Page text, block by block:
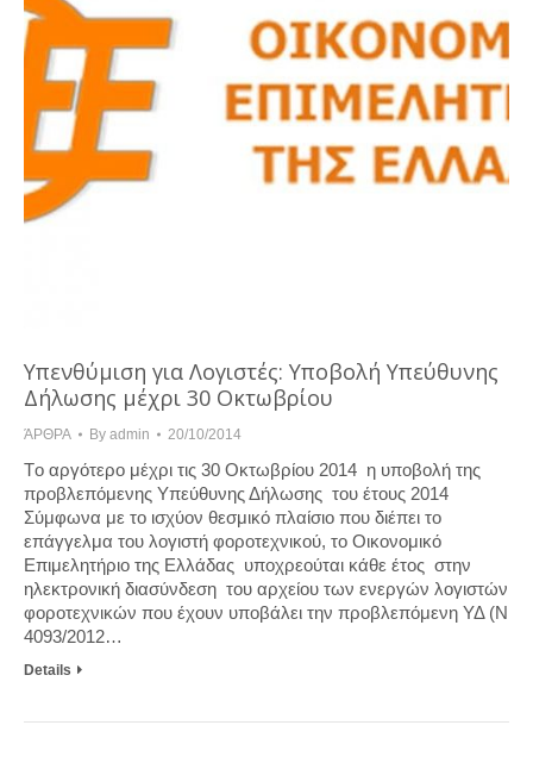
Υπενθύμιση για Λογιστές: Υποβολή Υπεύθυνης
Δήλωσης μέχρι 30 Οκτωβρίου
ΆΡΘΡΑ By admin 20/10/2014
Tο αργότερο μέχρι τις 30 Οκτωβρίου 2014 η υποβολή της
προβλεπόμενης Υπεύθυνης Δήλωσης του έτους 2014
Σύμφωνα με το ισχύον θεσμικό πλαίσιο που διέπει το
επάγγελμα του λογιστή φοροτεχνικού, το Οικονομικό
Επιμελητήριο της Ελλάδας υποχρεούται κάθε έτος στην
ηλεκτρονική διασύνδεση του αρχείου των ενεργών λογιστών
φοροτεχνικών που έχουν υποβάλει την προβλεπόμενη ΥΔ (Ν
4093/2012…
Details